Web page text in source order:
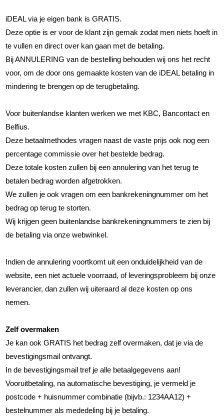
iDEAL via je eigen bank is GRATIS.
Deze optie is er voor de klant zijn gemak zodat men niets hoeft in
te vullen en direct over kan gaan met de betaling.
Bij ANNULERING van de bestelling behouden wij ons het recht
voor, om de door ons gemaakte kosten van de iDEAL betaling in
mindering te brengen op de terugbetaling.
Voor buitenlandse klanten werken we met KBC, Bancontact en
Belfius.
Deze betaalmethodes vragen naast de vaste prijs ook nog een
percentage commissie over het bestelde bedrag.
Deze totale kosten zullen bij een annulering van het terug te
betalen bedrag worden afgetrokken.
We zullen je ook vragen om een bankrekeningnummer om het
bedrag op terug te storten.
Wij krijgen geen buitenlandse bankrekeningnummers te zien bij
de betaling via onze webwinkel.
Indien de annulering voortkomt uit een onduidelijkheid van de
website, een niet actuele voorraad, of leveringsprobleem bij onze
leverancier, dan zullen wij uiteraard al deze kosten op ons
nemen.
Zelf overmaken
Je kan ook GRATIS het bedrag zelf overmaken, dat je via de
bevestigingsmail ontvangt.
In de bevestigingsmail tref je alle betaalgegevens aan!
Vooruitbetaling, na automatische bevestiging, je vermeld je
postcode + huisnummer combinatie (bijvb.: 1234AA12) +
bestelnummer als mededeling bij je betaling.